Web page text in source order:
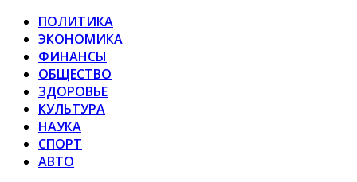
ПОЛИТИКА
ЭКОНОМИКА
ФИНАНСЫ
ОБЩЕСТВО
ЗДОРОВЬЕ
КУЛЬТУРА
НАУКА
СПОРТ
АВТО